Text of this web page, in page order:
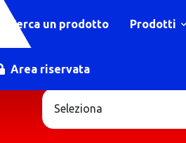
Cerca un prodotto Prodotti
Area riservata